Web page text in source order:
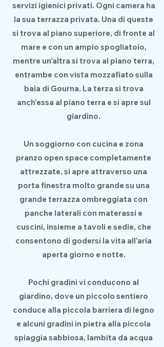
servizi igienici privati. Ogni camera ha
la sua terrazza privata. Una di queste
si trova al piano superiore, di fronte al
mare e con un ampio spogliatoio,
mentre un'altra si trova al piano terra,
entrambe con vista mozzafiato sulla
baia di Gourna. La terza si trova
anch'essa al piano terra e si apre sul
giardino.
Un soggiorno con cucina e zona
pranzo open space completamente
attrezzate, si apre attraverso una
porta finestra molto grande su una
grande terrazza ombreggiata con
panche laterali con materassi e
cuscini, insieme a tavoli e sedie, che
consentono di godersi la vita all'aria
aperta giorno e notte.
Pochi gradini vi conducono al
giardino, dove un piccolo sentiero
conduce alla piccola barriera di legno
e alcuni gradini in pietra alla piccola
spiaggia sabbiosa, lambita da acqua